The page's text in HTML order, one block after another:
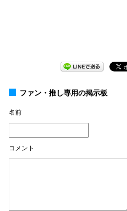
ファン・推し専用の掲示板
名前
コメント